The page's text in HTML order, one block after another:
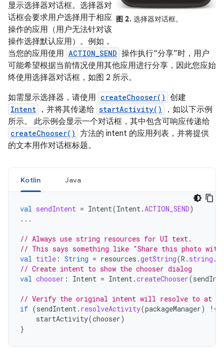
图 2. 选择器对话框。
显示选择器对话框。选择器对
话框会要求用户选择用于相应
操作的应用（用户无法针对该
操作选择默认应用）。例如，
当您的应用使用 ACTION_SEND 操作执行“分享”时，用户
可能希望根据当前情况使用其他应用进行分享，因此您应始
终使用选择器对话框，如图 2 所示。
如需显示选择器，请使用 createChooser() 创建
Intent ，并将其传递给 startActivity()
，如以下示例
所示。 此示例会显示一个对话框，其中包含可响应传递给
createChooser() 方法的 intent 的应用列表，并将提供
的文本用作对话框标题。
Kotlin Java
val sendIntent = Intent(Intent.ACTION_SEND)
...
// Always use string resources for UI text.
// This says something like "Share this photo
val title : String = resources .getString(R . string .
// Create intent to show the chooser dialog
val chooser : Intent = Intent.createChooser(
// Verify the original intent will resolve to at
if (sendIntent. resolveActivity(packageManager) !=
startActivity(chooser)
}